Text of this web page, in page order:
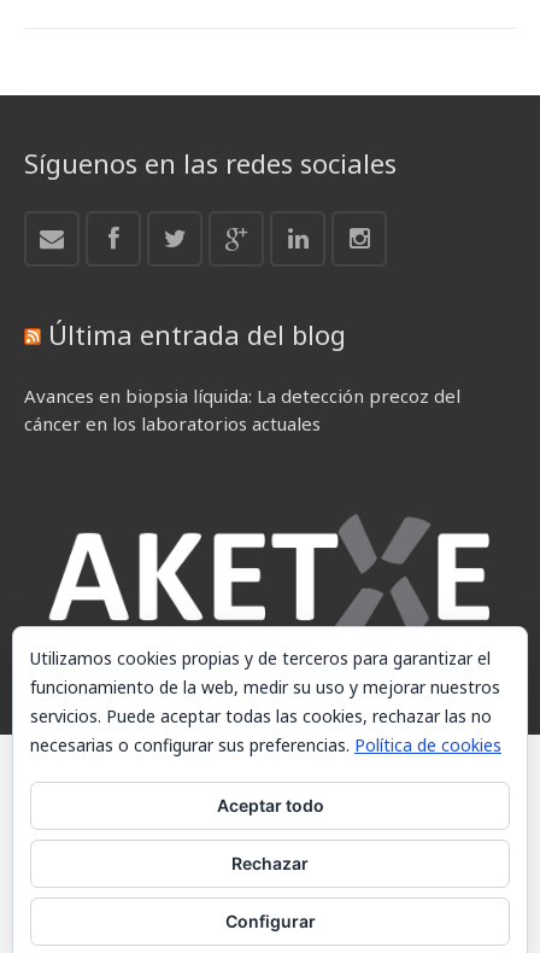
Síguenos en las redes sociales
Última entrada del blog
Avances en biopsia líquida: La detección precoz del
cáncer en los laboratorios actuales
© AKETXE Consulting, S.L. - Este sitio web utiliza cookies, consulte
nuestra Política de cookies.
Política de cookies
Contacto
Utilizamos cookies propias y de terceros para garantizar el
funcionamiento de la web, medir su uso y mejorar nuestros
servicios. Puede aceptar todas las cookies, rechazar las no
necesarias o configurar sus preferencias. Política de cookies
Aceptar todo
Rechazar
Configurar